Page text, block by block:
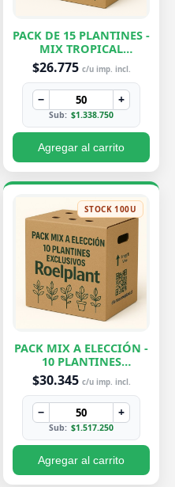
PACK DE 15 PLANTINES -
MIX TROPICAL
EXCLUSIVOS
$26.775 c/u imp. incl.
− +
Sub: $1.338.750
Agregar al carrito
STOCK 100U
PACK MIX A ELECCIÓN -
10 PLANTINES
EXCLUSIVOS
$30.345 c/u imp. incl.
− +
Sub: $1.517.250
Agregar al carrito